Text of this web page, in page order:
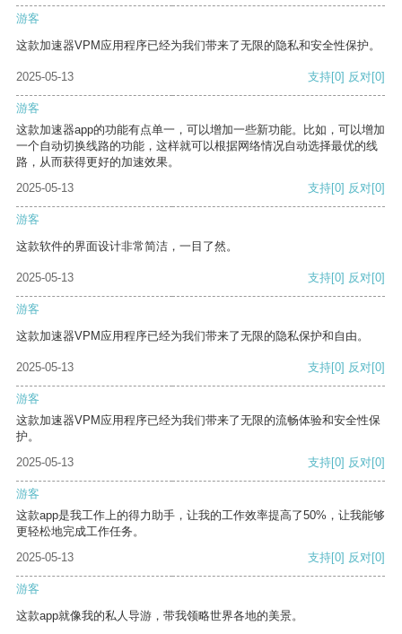
游客
这款加速器VPM应用程序已经为我们带来了无限的隐私和安全性保护。
2025-05-13 支持[0] 反对[0]
游客
这款加速器app的功能有点单一，可以增加一些新功能。比如，可以增加
一个自动切换线路的功能，这样就可以根据网络情况自动选择最优的线
路，从而获得更好的加速效果。
2025-05-13
支持[0] 反对[0]
游客
这款软件的界面设计非常简洁，一目了然。
2025-05-13 支持[0] 反对[0]
游客
这款加速器VPM应用程序已经为我们带来了无限的隐私保护和自由。
2025-05-13 支持[0] 反对[0]
游客
这款加速器VPM应用程序已经为我们带来了无限的流畅体验和安全性保
护。
2025-05-13
支持[0] 反对[0]
游客
这款app是我工作上的得力助手，让我的工作效率提高了50%，让我能够
更轻松地完成工作任务。
2025-05-13
支持[0] 反对[0]
游客
这款app就像我的私人导游，带我领略世界各地的美景。